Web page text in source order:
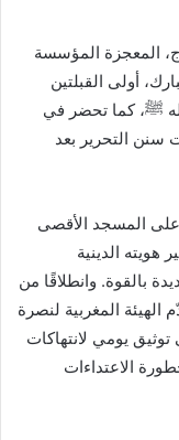
المعجزة المؤسسة
أولى القبلتين
ﷺ، كما تحضر في
سنن التحرير بعد
المسجد الأقصى
الدينية
بالقوة. وانطلاقًا من
الهيئة المغربية لنصرة
توثيق يومي لانتهاكات
حجم وخطورة الاعتداءات